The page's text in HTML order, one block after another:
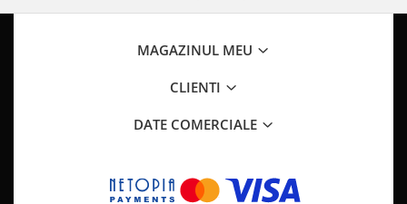
MAGAZINUL MEU
CLIENTI
DATE COMERCIALE